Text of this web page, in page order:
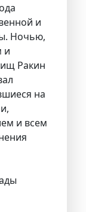
и
Ночью,
и
Ракин
на
и всем